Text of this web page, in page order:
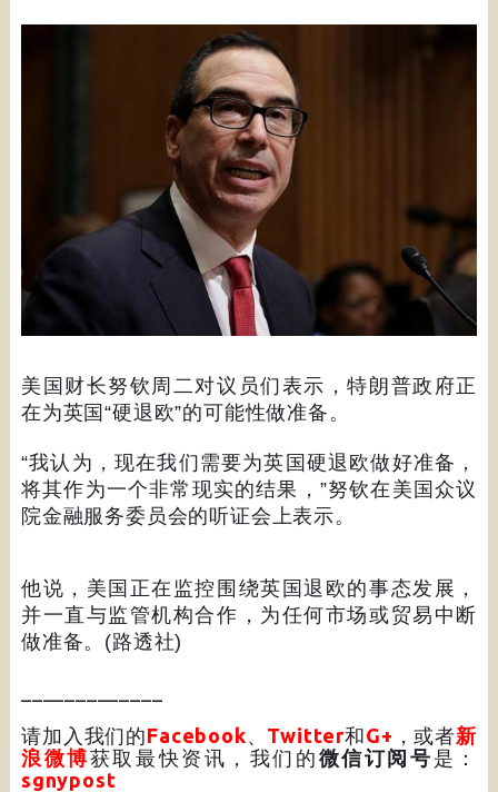
美国财长努钦周二对议员们表示，特朗普政府正
在为英国“硬退欧”的可能性做准备。
“我认为，现在我们需要为英国硬退欧做好准备，
将其作为一个非常现实的结果， ”努钦在美国众议
院金融服务委员会的听证会上表示。
他说，美国正在监控围绕英国退欧的事态发展，
并一直与监管机构合作，为任何市场或贸易中断
做准备。 (路透社)
请加入我们的Facebook Twitter和G+ ，或者新
浪微博获取最快资讯，我们的 微信订阅号 是：
sgnypost